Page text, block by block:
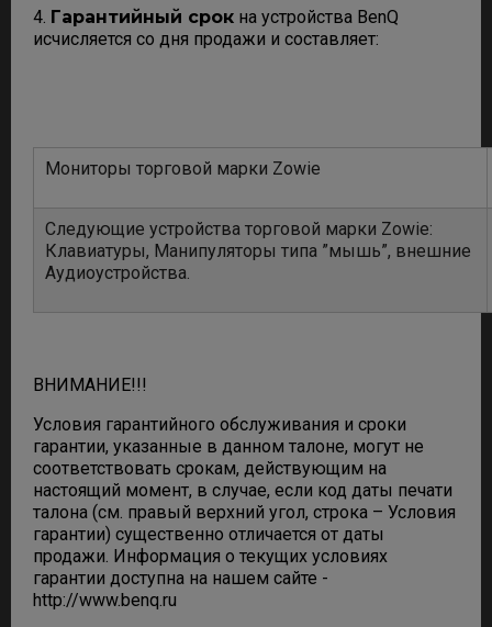
4. Гарантийный срок на устройства BenQ
исчисляется со дня продажи и составляет:
Мониторы торговой марки Zowie
Следующие устройства торговой марки Zowie:
Клавиатуры, Манипуляторы типа ”мышь”, внешние
Аудиоустройства.
ВНИМАНИЕ!!!
Условия гарантийного обслуживания и сроки
гарантии, указанные в данном талоне, могут не
соответствовать срокам, действующим на
настоящий момент, в случае, если код даты печати
талона (см. правый верхний угол, строка – Условия
гарантии) существенно отличается от даты
продажи. Информация о текущих условиях
гарантии доступна на нашем сайте -
http://www.benq.ru